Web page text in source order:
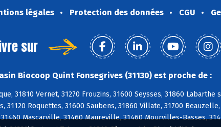
légales Protection des données CGU
sur
Biocoop Quint Fonsegrives (31130) est proche de :
31810 Vernet, 31270 Frouzins, 31600 Seysses, 31860
31120 Roquettes, 31600 Saubens, 31860 Villate, 31700
Mascarville, 31460 Maureville, 31460 Mourvilles-Basses,